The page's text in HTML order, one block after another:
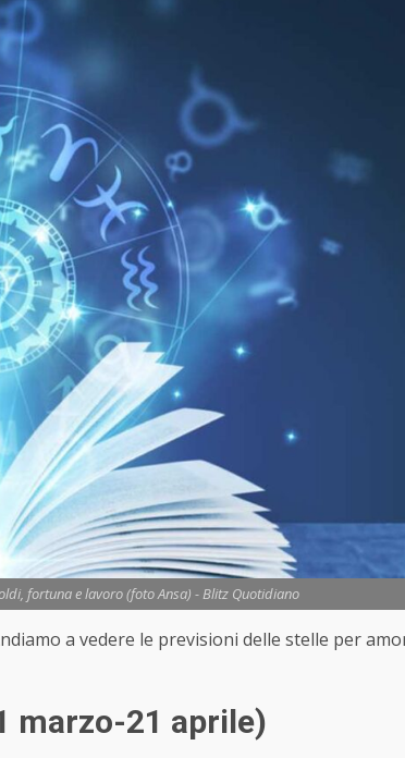
fortuna e lavoro (foto Ansa) - Blitz Quotidiano
a vedere le previsioni delle stelle per
marzo-21 aprile)